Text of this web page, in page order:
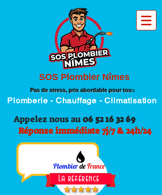
SOS Plombier Nîmes
Pas de stress, prix abordable pour tous
Plomberie - Chauffage - Climatisation
Appelez nous au06 52 16 32 69
Réponse immédiate 7j/7 & 24h/24
PlombierdeFrance
La référence